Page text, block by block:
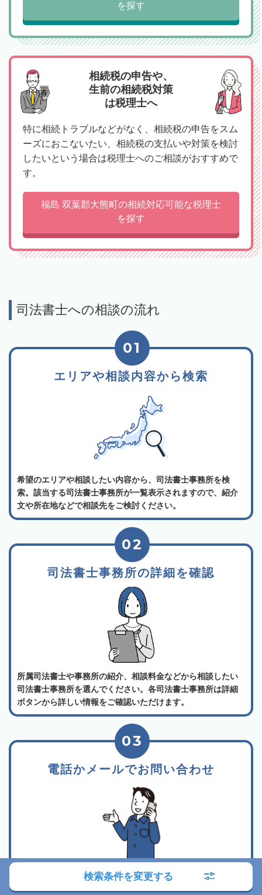
を探す
相続税の申告や、
生前の相続税対策
は税理士へ
特に相続トラブルなどがなく、相続税の申告をスム
ーズにおこないたい、相続税の支払いや対策を検討
したいという場合は税理士へのご相談がおすすめで
す。
福島 双葉郡大熊町の相続対応可能な税理士
を探す
司法書士への相談の流れ
エリアや相談内容から検索
01
希望のエリアや相談したい内容から、司法書士事務所を検
索。該当する司法書士事務所が一覧表示されますので、紹介
文や所在地などで相談先をご検討ください。
司法書士事務所の詳細を確認
02
所属司法書士や事務所の紹介、相談料金などから相談したい
司法書士事務所を選んでください。各司法書士事務所は詳細
ボタンから詳しい情報をご確認いただけます。
電話かメールでお問い合わせ
03
相談したい事務所が決まったら、事務所詳細ページに記載さ
検索条件を変更する